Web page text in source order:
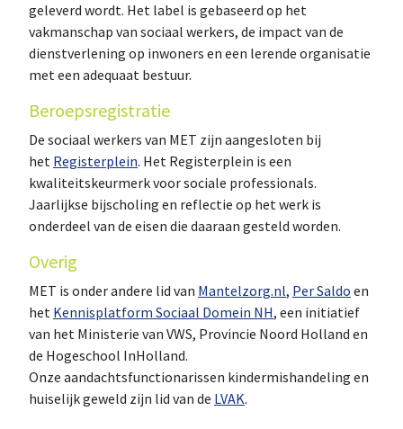
geleverd wordt. Het label is gebaseerd op het
vakmanschap van sociaal werkers, de impact van de
dienstverlening op inwoners en een lerende organisatie
met een adequaat bestuur.
Beroepsregistratie
De sociaal werkers van MET zijn aangesloten bij
het Registerplein. Het Registerplein is een
kwaliteitskeurmerk voor sociale professionals.
Jaarlijkse bijscholing en reflectie op het werk is
onderdeel van de eisen die daaraan gesteld worden.
Overig
MET is onder andere lid van Mantelzorg.nl, Per Saldo en
het Kennisplatform Sociaal Domein NH, een initiatief
van het Ministerie van VWS, Provincie Noord Holland en
de Hogeschool InHolland.
Onze aandachtsfunctionarissen kindermishandeling en
huiselijk geweld zijn lid van de LVAK.